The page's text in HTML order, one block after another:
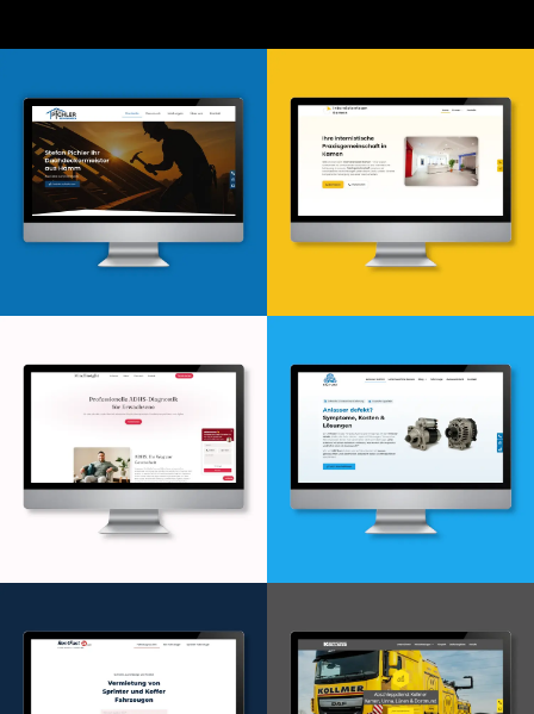
Webdesign & -entwicklung Webdesign & -entwicklung
Webdesign & -entwicklung Webdesign & -entwicklung